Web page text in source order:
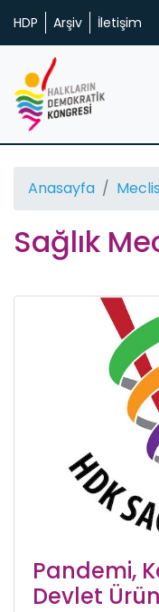
HDP Arşiv İletişim
Anasayfa
Sağlık
Pandemi,
Devlet